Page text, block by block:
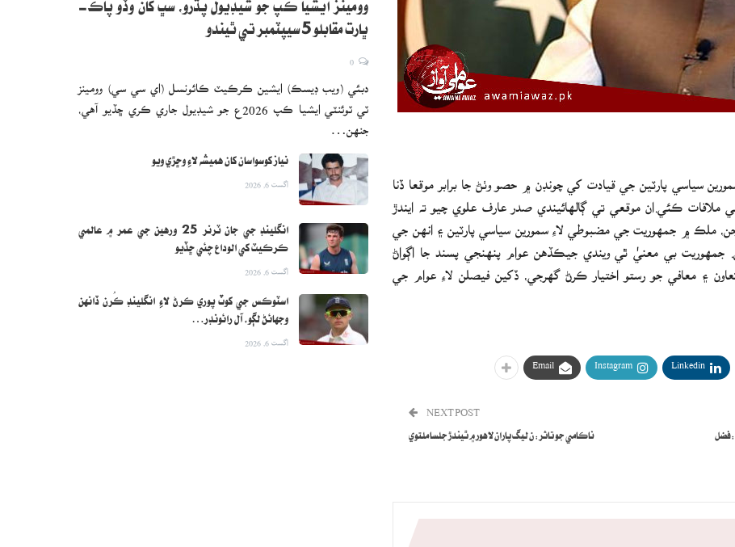
سياسي پارٽين جي قيادت کي چونڊن ۾ حصو وٺڻ جا برابر موقعا ڏنا
ملاقات ڪئي.ان موقعي تي ڳالهائيندي صدر عارف علوي چيو ته ايندڙ
ملڪ ۾ جمهوريت جي مضبوطي لاءِ سمورين سياسي پارٽين ۽ انهن جي
جمهوريت بي معنيٰ ٿي ويندي جيڪڏهن عوام پنهنجي پسند جا اڳواڻ
۽ معافي جو رستو اختيار ڪرڻ گهرجي، ڏکين فيصلن لاءِ عوام جي
Linkedin
Instagram
Email
NEXT POST
ناڪامي جو تاثر: ن ليگ پاران لاهور ۾ ٿيندڙ جلسا ملتوي
وومينز ايشيا ڪپ جو شيڊيول پڌرو، سڀ کان وڏو پاڪ-
ڀارت مقابلو 5 سيپٽمبر تي ٿيندو
دبئي (ويب ڊيسڪ) ايشين ڪرڪيٽ ڪائونسل (اي سي سي) وومينز
ٽي ٽوئنٽي ايشيا ڪپ 2026ع جو شيڊيول جاري ڪري ڇڏيو آهي،
نياز کوسواسان کان هميشه لاءِ وڇڙي ويو
اگست 6, 2026
انگلينڊ جي جان ٽرنر 25 ورهين جي عمر ۾ عالمي
ڪرڪيٽ کي الوداع چئي ڇڏيو
اگست 6, 2026
اسٽوڪس جي کوٽ پوري ڪرڻ لاءِ انگلينڊ ڪُرن ڏانهن
وجهائڻ لڳو، آل رائونڊر…
اگست 6, 2026